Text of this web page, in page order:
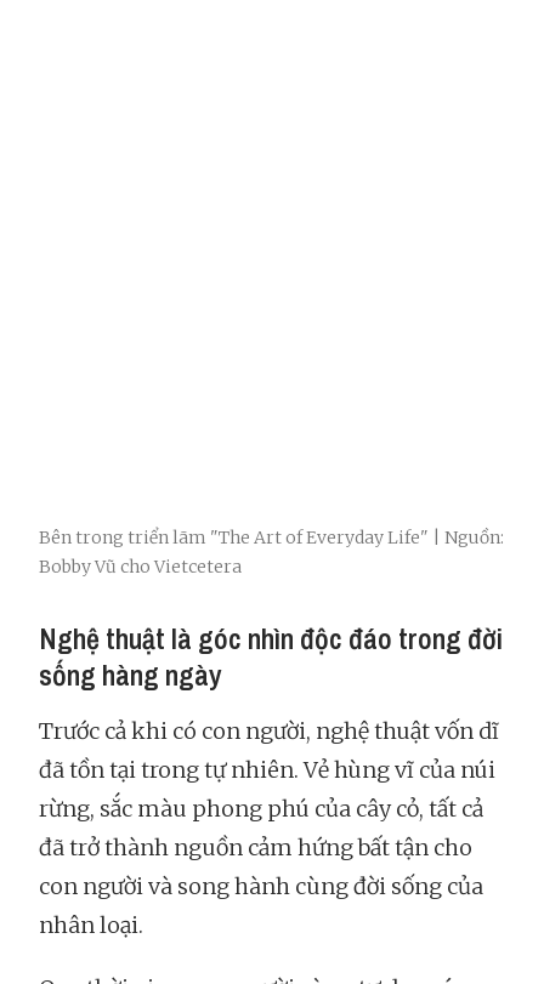
Bên trong triển lãm "The Art of Everyday Life" | Nguồn:
Bobby Vũ cho Vietcetera
Nghệ thuật là góc nhìn độc đáo trong đời
sống hàng ngày
Trước cả khi có con người, nghệ thuật vốn dĩ
đã tồn tại trong tự nhiên. Vẻ hùng vĩ của núi
rừng, sắc màu phong phú của cây cỏ, tất cả
đã trở thành nguồn cảm hứng bất tận cho
con người và song hành cùng đời sống của
nhân loại.